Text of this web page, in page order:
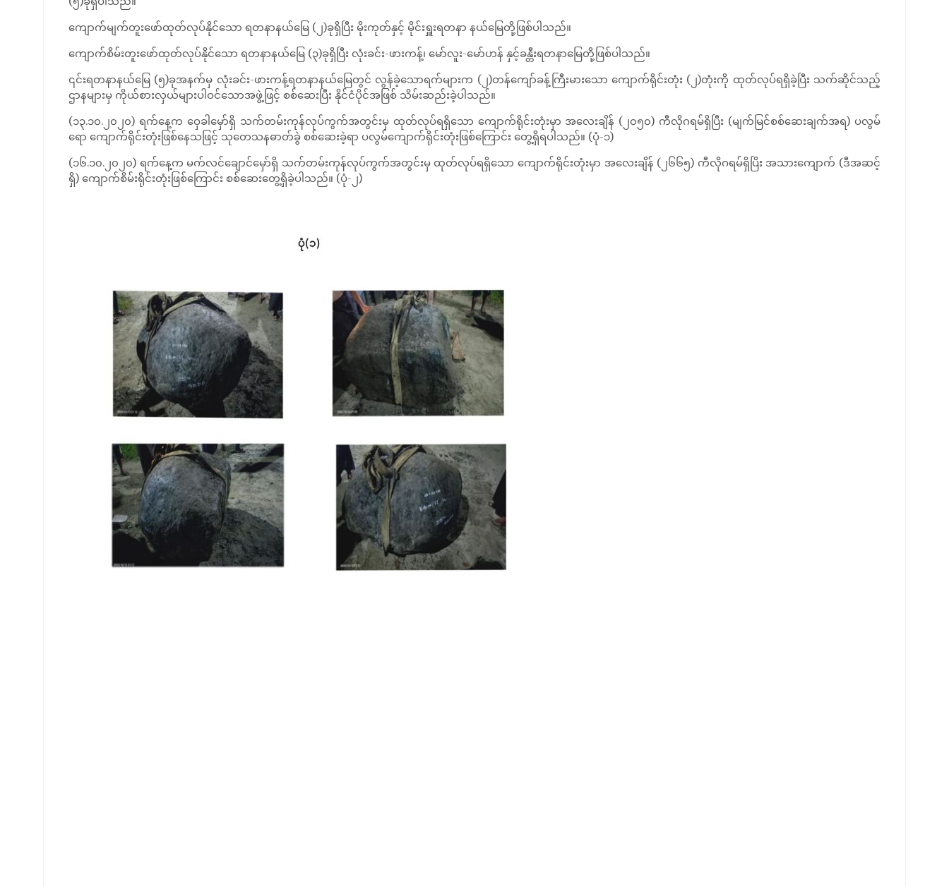
ကျောက်မျက်တူးဖော်ထုတ်လုပ်နိုင်သော ရတနာနယ်မြေ (၂)ခုရှိပြီး မိုးကုတ်နှင့် မိုင်းရှူးရတနာ နယ်မြေတို့ဖြစ်ပါသည်။
ကျောက်စိမ်းတူးဖော်ထုတ်လုပ်နိုင်သော ရတနာနယ်မြေ (၃)ခုရှိပြီး လုံးခင်း-ဖားကန့်၊ မော်လူး-မော်ဟန် နှင့်ခန္တီးရတနာမြေတို့ဖြစ်ပါသည်။
၎င်းရတနာနယ်မြေ (၅)ခုအနက်မှ လုံးခင်း-ဖားကန့်ရတနာနယ်မြေတွင် လွန်ခဲ့သောရက်များက (၂)တန်ကျော်ခန့်ကြီးမားသော ကျောက်ရိုင်းတုံး (၂)တုံးကို ထုတ်လုပ်ရရှိခဲ့ပြီး သက်ဆိုင်သည့်
ဌာနများမှ ကိုယ်စားလှယ်များပါဝင်သောအဖွဲ့ဖြင့် စစ်ဆေးပြီး နိုင်ငံပိုင်အဖြစ် သိမ်းဆည်းခဲ့ပါသည်။
(၁၃.၁၀.၂၀၂၀) ရက်နေ့က ဝှေခါမှော်ရှိ သက်တမ်းကုန်လုပ်ကွက်အတွင်းမှ ထုတ်လုပ်ရရှိသော ကျောက်ရိုင်းတုံးမှာ အလေးချိန် (၂၀၅၀) ကီလိုဂရမ်ရှိပြီး (မျက်မြင်စစ်ဆေးချက်အရ) ပလွမ်
ရော ကျောက်ရိုင်းတုံးဖြစ်နေသဖြင့် သုတေသနဓာတ်ခွဲ စစ်ဆေးခဲ့ရာ ပလွမ်ကျောက်ရိုင်းတုံးဖြစ်ကြောင်း တွေ့ရှိရပါသည်။ (ပုံ-၁)
(၁၆.၁၀.၂၀၂၀) ရက်နေ့က မက်လင်ချောင်မှော်ရှိ သက်တမ်းကုန်လုပ်ကွက်အတွင်းမှ ထုတ်လုပ်ရရှိသော ကျောက်ရိုင်းတုံးမှာ အလေးချိန် (၂၆၆၅) ကီလိုဂရမ်ရှိပြိး အသားကျောက် (ဒီအဆင့်
ရှိ) ကျောက်စိမ်းရိုင်းတုံးဖြစ်ကြောင်း စစ်ဆေးတွေ့ရှိခဲ့ပါသည်။ (ပုံ-၂)